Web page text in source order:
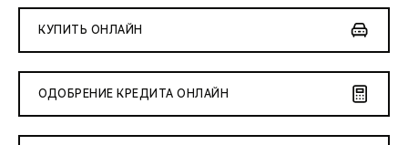
КУПИТЬ ОНЛАЙН
ОДОБРЕНИЕ КРЕДИТА ОНЛАЙН